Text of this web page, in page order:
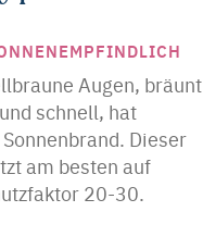
Augen, bräunt
schnell, hat
Dieser
am besten auf
20-30.